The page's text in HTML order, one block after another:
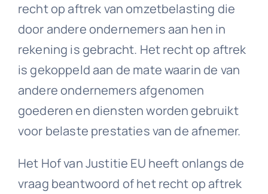
recht op aftrek van omzetbelasting die
door andere ondernemers aan hen in
rekening is gebracht. Het recht op aftrek
is gekoppeld aan de mate waarin de van
andere ondernemers afgenomen
goederen en diensten worden gebruikt
voor belaste prestaties van de afnemer.
Het Hof van Justitie EU heeft onlangs de
vraag beantwoord of het recht op aftrek